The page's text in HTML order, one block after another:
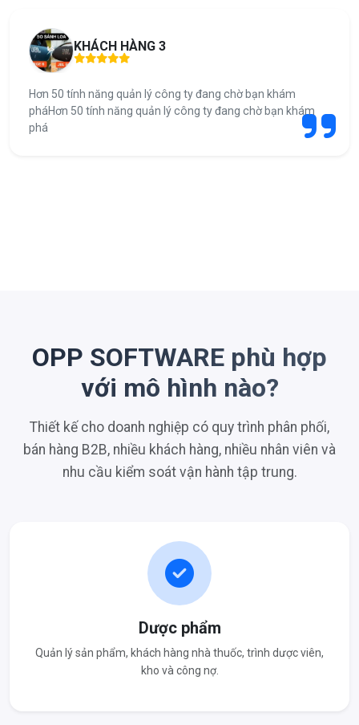
KHÁCH HÀNG 3
Hơn 50 tính năng quản lý công ty đang chờ bạn khám
pháHơn 50 tính năng quản lý công ty đang chờ bạn khám
phá
OPP SOFTWARE phù hợp
với mô hình nào?
Thiết kế cho doanh nghiệp có quy trình phân phối,
bán hàng B2B, nhiều khách hàng, nhiều nhân viên và
nhu cầu kiểm soát vận hành tập trung.
Dược phẩm
Quản lý sản phẩm, khách hàng nhà thuốc, trình dược viên,
kho và công nợ.